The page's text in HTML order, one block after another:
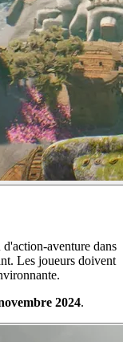
aventure dans
Les joueurs doivent
2024.